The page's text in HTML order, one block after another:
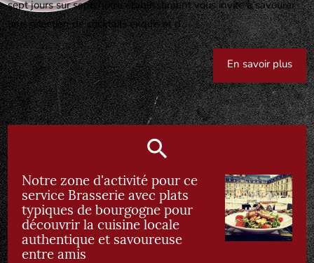
sept jours sur sept, notre établissement vous invite à savourer
une sélection de cocktails exquis et d...
En savoir plus
Notre zone d'activité pour ce
service Brasserie avec plats
typiques de bourgogne pour
découvrir la cuisine locale
authentique et savoureuse
entre amis